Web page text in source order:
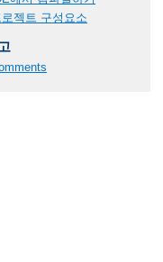
로젝트 구성요소